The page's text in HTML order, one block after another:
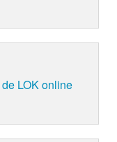
LOK online